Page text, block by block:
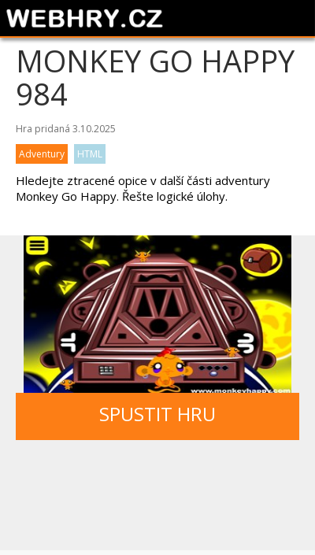
MONKEY GO HAPPY
984
Hra pridaná 3.10.2025
Adventury
HTML
Hledejte ztracené opice v další části adventury
Monkey Go Happy. Řešte logické úlohy.
SPUSTIT HRU